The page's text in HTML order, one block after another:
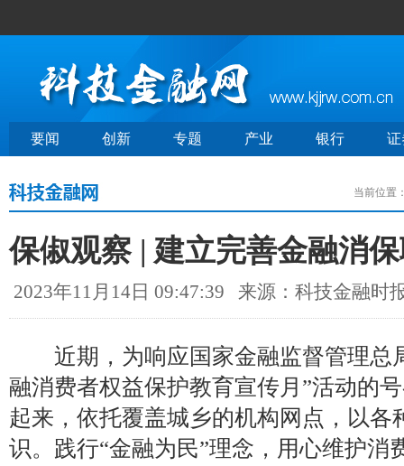
要闻 创新 专题 产业 银行 证
当前位置
保俶观察 | 建立完善金融消
2023年11月14日 09:47:39 来源：科技金融时
近期，为响应国家金融监督管理总
融消费者权益保护教育宣传月”活动的
起来，依托覆盖城乡的机构网点，以各
识。践行“金融为民”理念，用心维护消